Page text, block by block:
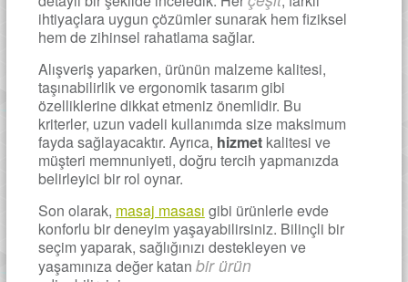
ihtiyaçlara uygun çözümler sunarak hem fiziksel
hem de zihinsel rahatlama sağlar.
Alışveriş yaparken, ürünün malzeme kalitesi,
taşınabilirlik ve ergonomik tasarım gibi
özelliklerine dikkat etmeniz önemlidir. Bu
kriterler, uzun vadeli kullanımda size maksimum
fayda sağlayacaktır. Ayrıca, hizmetkalitesi ve
müşteri memnuniyeti, doğru tercih yapmanızda
belirleyici bir rol oynar.
Son olarak, masaj masası gibi ürünlerle evde
konforlu bir deneyim yaşayabilirsiniz. Bilinçli bir
seçim yaparak, sağlığınızı destekleyen ve
yaşamınıza değer katan bir ürün